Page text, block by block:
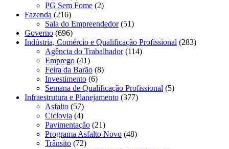
PG Sem Fome (2)
Fazenda (216)
Sala do Empreendedor(51)
Governo (696)
Indústria, Comércio e Qualificação Profissional (283)
Agência do Trabalhador(114)
Emprego (41)
Feira da Barão (8)
Investimento (6)
Semana de Qualificação Profissional (5)
Infraestrutura e Planejamento (377)
Asfalto (57)
Ciclovia (4)
Pavimentação (21)
Programa Asfalto Novo (48)
Trânsito (72)